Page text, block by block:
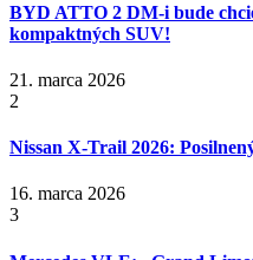
BYD ATTO 2 DM-i bude
kompaktných SUV!
21. marca 2026
2
Nissan X‑Trail 2026:
16. marca 2026
3